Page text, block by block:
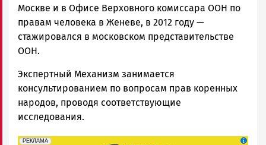
Москве и в Офисе Верховного комиссара ООН по
правам человека в Женеве, в 2012 году —
стажировался в московском представительстве
ООН.
Экспертный Механизм занимается
консультированием по вопросам прав коренных
народов, проводя соответствующие
исследования.
erid: 2SDnjeFymr3
РЕКЛАМА
Реклама